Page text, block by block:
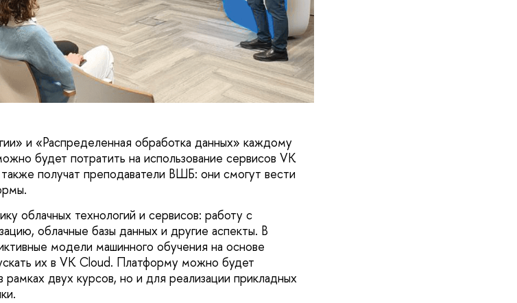
и «Распределенная обработка данных» каждому
будет потратить на использование сервисов VK
получат преподаватели ВШБ: они смогут вести
облачных технологий и сервисов: работу с
облачные базы данных и другие аспекты. В
модели машинного обучения на основе
их в VK Cloud. Платформу можно будет
рамках двух курсов, но и для реализации прикладных